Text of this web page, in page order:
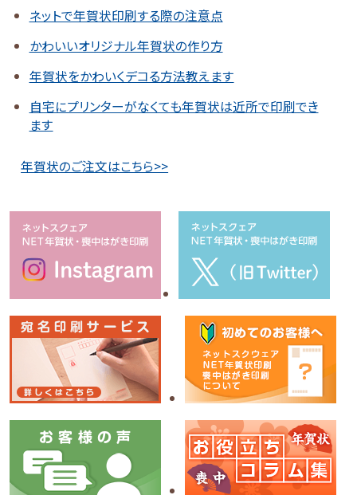
ネットで年賀状印刷する際の注意点
かわいいオリジナル年賀状の作り方
年賀状をかわいくデコる方法教えます
自宅にプリンターがなくても年賀状は近所で印刷でき
ます
年賀状のご注文はこちら>>